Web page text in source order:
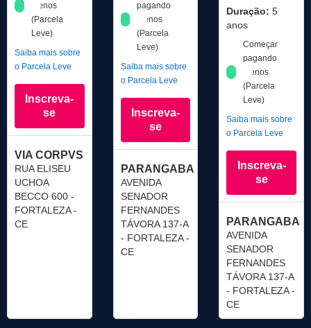
menos
(Parcela
Leve)
Saiba mais sobre
o Parcela Leve
Inscreva-
se
VIA CORPVS
RUA ELISEU
UCHOA
BECCO 600 -
FORTALEZA -
CE
pagando
menos
(Parcela
Leve)
Saiba mais sobre
o Parcela Leve
Inscreva-
se
PARANGABA
AVENIDA
SENADOR
FERNANDES
TÁVORA 137-A
- FORTALEZA -
CE
Duração: 5
anos
Começar
pagando
menos
(Parcela
Leve)
Saiba mais sobre
o Parcela Leve
Inscreva-
se
PARANGABA
AVENIDA
SENADOR
FERNANDES
TÁVORA 137-A
- FORTALEZA -
CE